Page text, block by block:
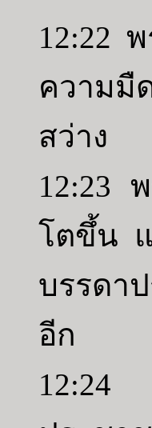
12:22
ความมื
สว่าง
12:23
โตขึ้น แ
บรรดา
อีก
12:24